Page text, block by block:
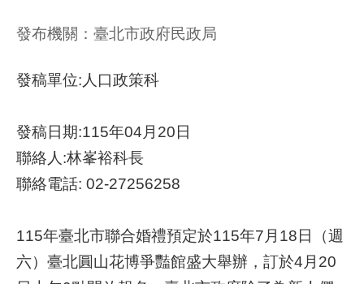
資
網
路
服
線
上
查
發布機關：臺北市政府民政局
發稿單位:人口政策科
發稿日期:115年04月20日
聯絡人:林峯裕科長
聯絡電話: 02-27256258
115年臺北市聯合婚禮預定於115年7月18日（週
六）臺北圓山花博爭豔館盛大舉辦，訂於4月20